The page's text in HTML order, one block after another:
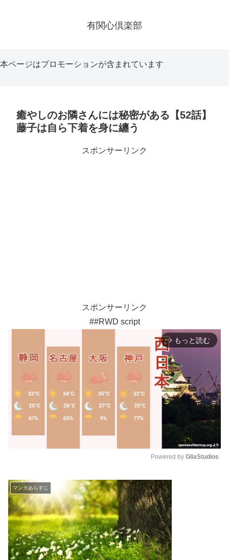
有関心倶楽部
本ページはプロモーションが含まれています
癒やしのお隣さんには秘密がある【52話】
藤子は自ら下着を身に纏う
スポンサーリンク
スポンサーリンク
##RWD script
arrow_forward_ios もっと読む
Powered by GliaStudios
マンガあらすじ